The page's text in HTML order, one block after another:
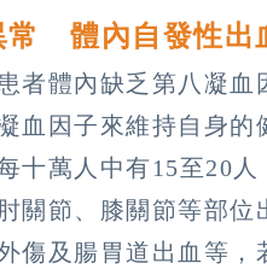
常 體內自發性出
者體內缺乏第八凝血
血因子來維持自身
十萬人中有15至20
關節、膝關節等部
傷及腸胃道出血等